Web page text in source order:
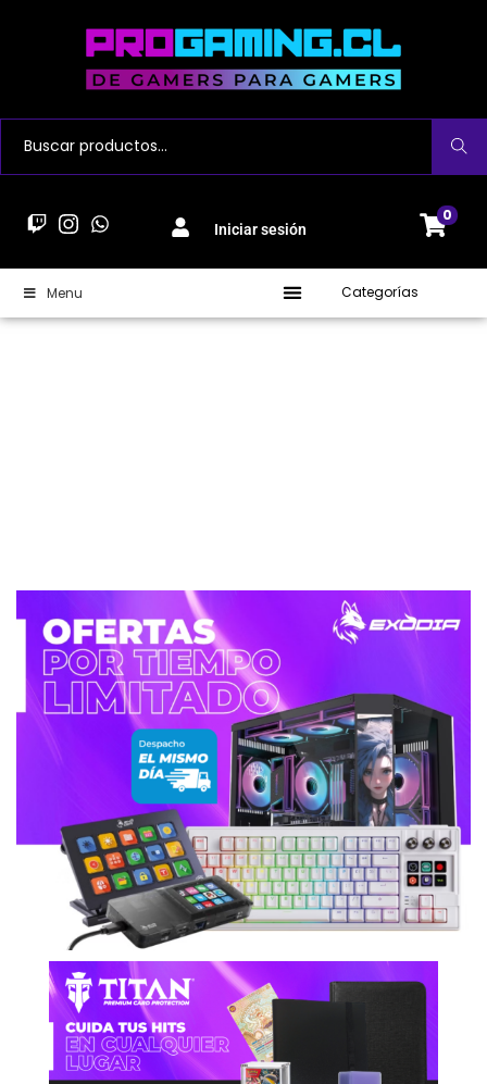
Buscar
Iniciar sesión
0
Menu Categorías